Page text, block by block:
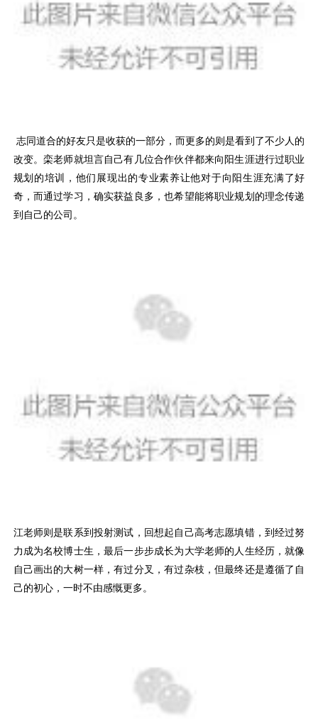
志同道合的好友只是收获的一部分，而更多的则是看到了不少人的
改变。栾老师就坦言自己有几位合作伙伴都来向阳生涯进行过职业
规划的培训，他们展现出的专业素养让他对于向阳生涯充满了好
奇，而通过学习，确实获益良多，也希望能将职业规划的理念传递
到自己的公司。
江老师则是联系到投射测试，回想起自己高考志愿填错，到经过努
力成为名校博士生，最后一步步成长为大学老师的人生经历，就像
自己画出的大树一样，有过分叉，有过杂枝，但最终还是遵循了自
己的初心，一时不由感慨更多。